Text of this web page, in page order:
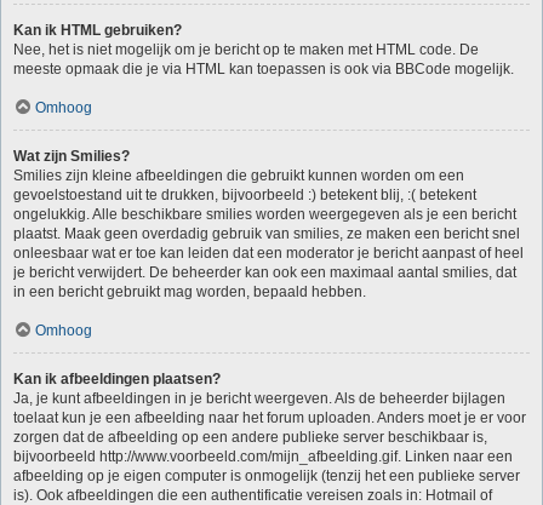
Kan ik HTML gebruiken?
Nee, het is niet mogelijk om je bericht op te maken met HTML code. De
meeste opmaak die je via HTML kan toepassen is ook via BBCode mogelijk.
Omhoog
Wat zijn Smilies?
Smilies zijn kleine afbeeldingen die gebruikt kunnen worden om een
gevoelstoestand uit te drukken, bijvoorbeeld :) betekent blij, :( betekent
ongelukkig. Alle beschikbare smilies worden weergegeven als je een bericht
plaatst. Maak geen overdadig gebruik van smilies, ze maken een bericht snel
onleesbaar wat er toe kan leiden dat een moderator je bericht aanpast of heel
je bericht verwijdert. De beheerder kan ook een maximaal aantal smilies, dat
in een bericht gebruikt mag worden, bepaald hebben.
Omhoog
Kan ik afbeeldingen plaatsen?
Ja, je kunt afbeeldingen in je bericht weergeven. Als de beheerder bijlagen
toelaat kun je een afbeelding naar het forum uploaden. Anders moet je er voor
zorgen dat de afbeelding op een andere publieke server beschikbaar is,
bijvoorbeeld http://www.voorbeeld.com/mijn_afbeelding.gif. Linken naar een
afbeelding op je eigen computer is onmogelijk (tenzij het een publieke server
is). Ook afbeeldingen die een authentificatie vereisen zoals in: Hotmail of